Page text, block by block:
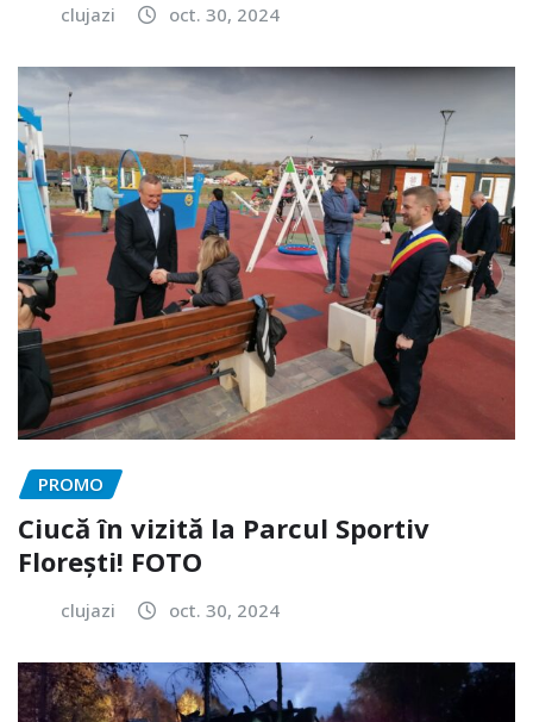
clujazi oct. 30, 2024
PROMO
Ciucă în vizită la Parcul Sportiv
Florești! FOTO
clujazi oct. 30, 2024